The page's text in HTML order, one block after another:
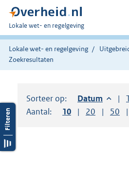
U
bent
hier:
Lokale wet- en regelgeving
Lokale wet- en regelgeving
Zoekresultaten
Sorteer op: Sorteer op:
Datum
Aantal:
Toon
10 resultaten per
Toon
20 Toon
50